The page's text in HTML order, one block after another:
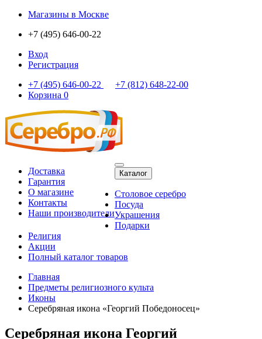
Магазины в Москве
+7 (495) 646-00-22
Вход
Регистрация
+7 (495) 646-00-22
+7 (812) 648-22-00
Корзина 0
Доставка
Гарантия
О магазине
Контакты
Наши производители
Каталог
Столовое серебро
Посуда
Украшения
Подарки
Религия
Акции
Полный каталог товаров
Главная
Предметы религиозного культа
Иконы
Серебряная икона «Георгий Победоносец»
Серебряная икона Георгий